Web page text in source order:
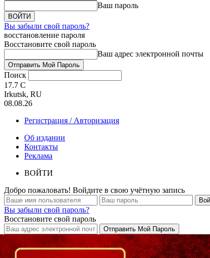
Ваш пароль
Вы забыли свой пароль?
восстановление пароля
Восстановите свой пароль
Ваш адрес электронной почты
Поиск
17.7 C
Irkutsk, RU
08.08.26
Регистрация / Авторизация
Об издании
Контакты
Реклама
ВОЙТИ
Добро пожаловать! Войдите в свою учётную запись
Вы забыли свой пароль?
Восстановите свой пароль
Кто есть кто в Байкальском регионе